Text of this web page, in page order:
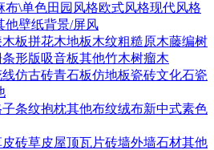
布\单色田园风格欧式风格现代风格
他壁纸背景/屏风
板拼花木地板木纹粗糙原木藤编树
形版吸音板其他竹木树瘤木
线仿古砖青石板仿地板瓷砖文化石瓷
子条纹抱枕其他布纹绒布新中式素色
皮砖草皮屋顶瓦片砖墙外墙石材其他